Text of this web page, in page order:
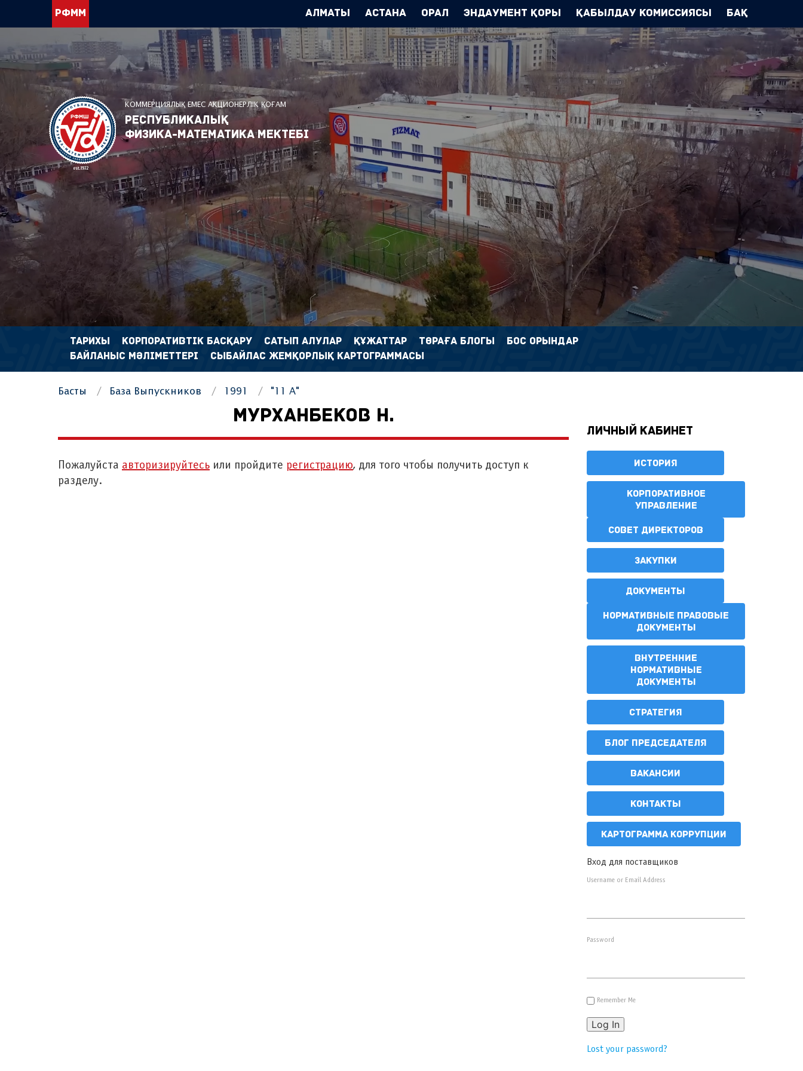
РФММ Алматы Астана Орал Эндаумент Қоры Қабылдау комиссиясы БАҚ
КОММЕРЦИЯЛЫҚ ЕМЕС АКЦИОНЕРЛІК ҚОҒАМ
Республикалық
физика-математика мектебі
ТАРИХЫ КОРПОРАТИВТІК БАСҚАРУ САТЫП АЛУЛАР ҚҰЖАТТАР ТӨРАҒА БЛОГЫ
БОС ОРЫНДАР
БАЙЛАНЫС МӘЛІМЕТТЕРІ
СЫБАЙЛАС ЖЕМҚОРЛЫҚ КАРТОГРАММАСЫ
Басты База Выпускников 1991 "11 А"
МУРХАНБЕКОВ Н.
Пожалуйста авторизируйтесь или пройдите регистрацию, для того чтобы получить доступ к
разделу.
Личный кабинет
ИСТОРИЯ
КОРПОРАТИВНОЕ
УПРАВЛЕНИЕ
СОВЕТ ДИРЕКТОРОВ
ЗАКУПКИ
ДОКУМЕНТЫ
НОРМАТИВНЫЕ ПРАВОВЫЕ
ДОКУМЕНТЫ
ВНУТРЕННИЕ
НОРМАТИВНЫЕ
ДОКУМЕНТЫ
СТРАТЕГИЯ
БЛОГ ПРЕДСЕДАТЕЛЯ
ВАКАНСИИ
КОНТАКТЫ
КАРТОГРАММА КОРРУПЦИИ
Вход для поставщиков
Username or Email Address
Password
Remember Me
Log In
Lost your password?